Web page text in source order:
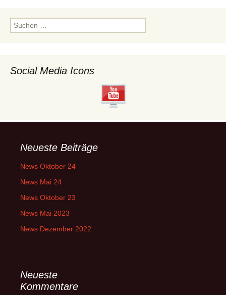
Suchen
nach:
Social Media Icons
Neueste Beiträge
News Oktober 24
News Mai 24
News Oktober 23
News Mai 2023
News Dezember 2022
Neueste
Kommentare